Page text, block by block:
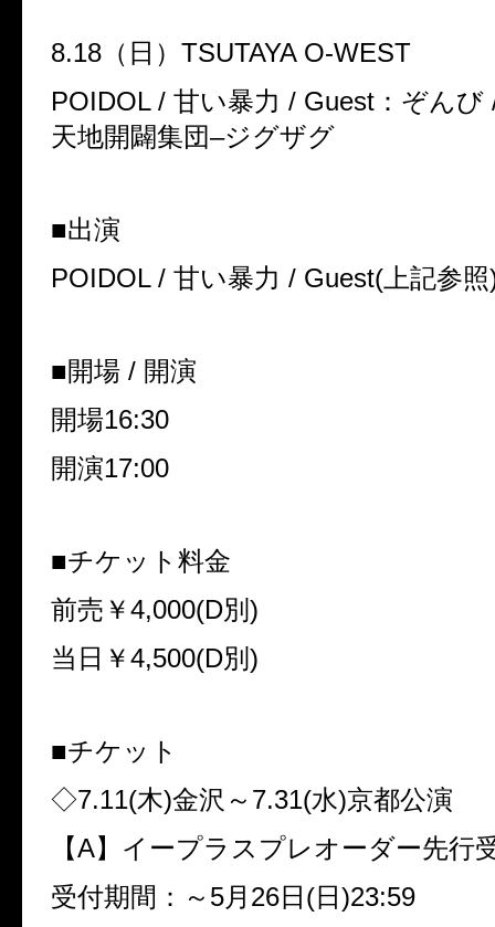
8.18 （日） TSUTAYA O-WEST
POIDOL / 甘い暴力 / Guest ：ぞんび
天地開闢集団–ジグザグ
■出演
POIDOL / 甘い暴力 / Guest( 上記参照
■開場 / 開演
開場16:30
開演17:00
■チケット料金
前売￥4,000(D別 )
当日￥4,500(D別 )
■チケット
◇7.11(木)金沢～ 7.31(水)京都公演
【A】イープラスプレオーダー先行
受付期間：～ 5月 26日 (日 )23:59